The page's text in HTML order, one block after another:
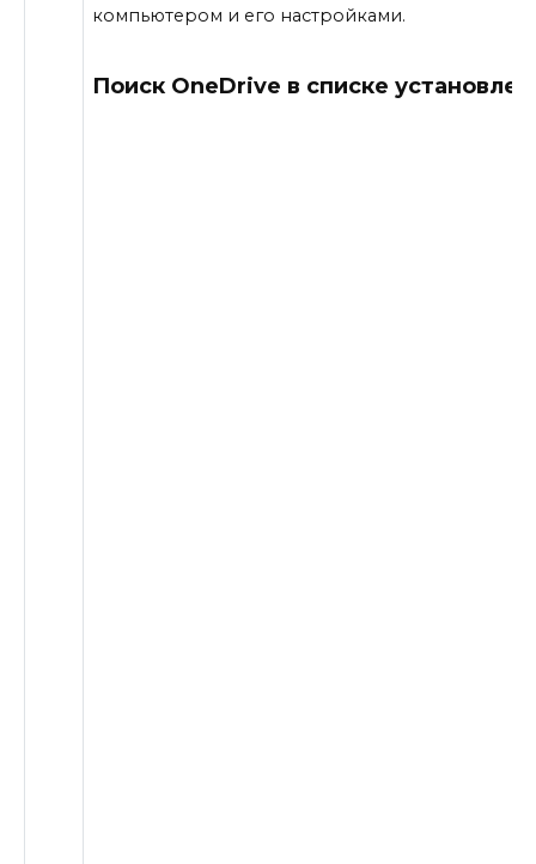
компьютером и его настройками.
Поиск OneDrive в списке